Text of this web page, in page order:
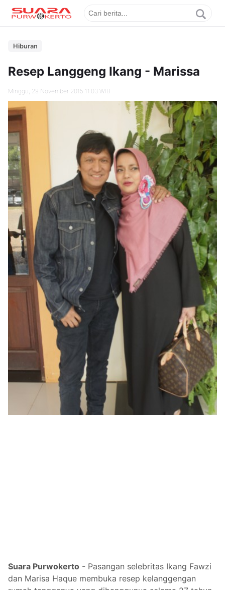
Hiburan
Resep Langgeng Ikang - Marissa
Minggu, 29 November 2015 11.03 WIB
Suara Purwokerto - Pasangan selebritas Ikang Fawzi
dan Marisa Haque membuka resep kelanggengan